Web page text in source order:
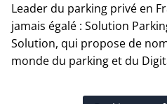
Leader du parking privé en
jamais égalé : Solution
Solution, qui propose de
monde du parking et du